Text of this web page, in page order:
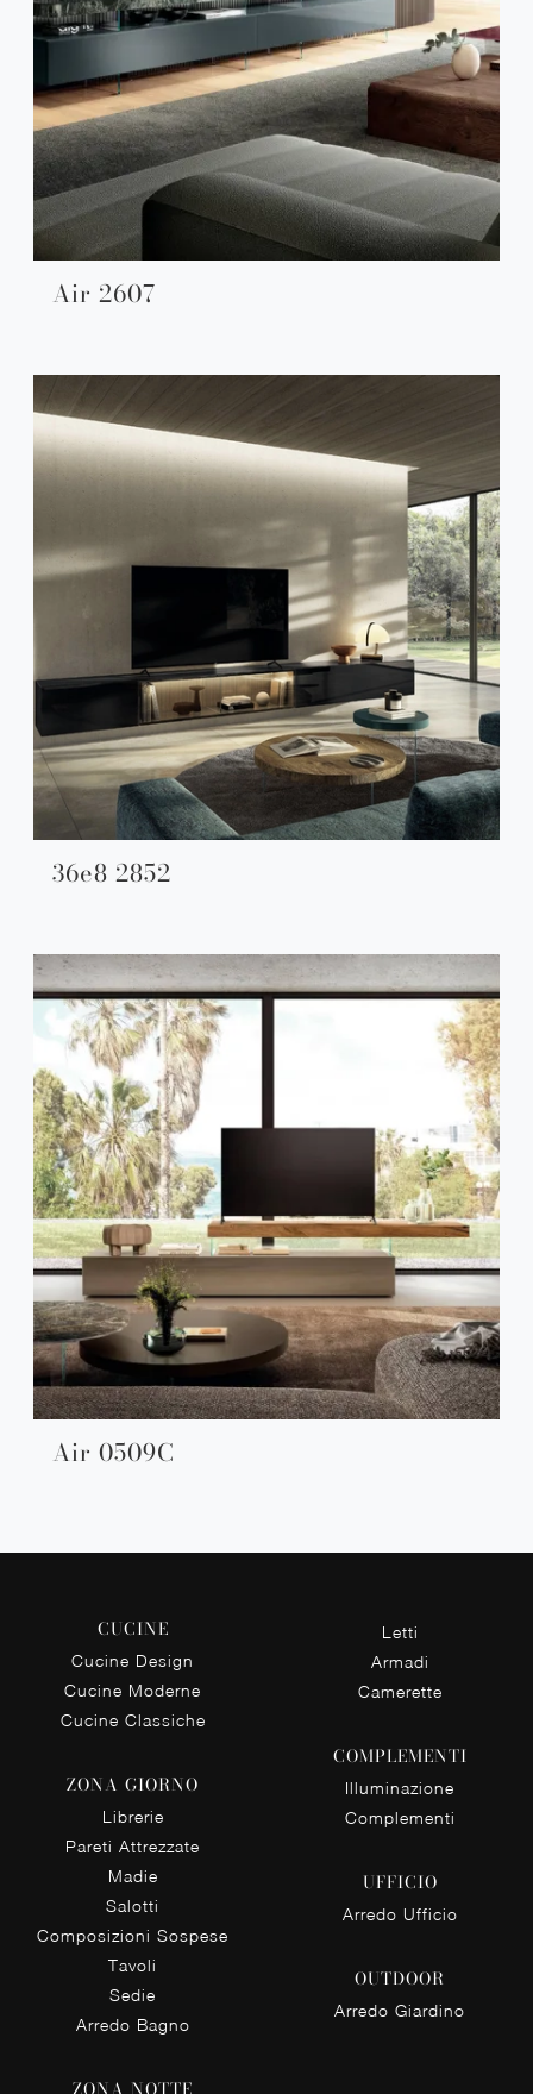
Air 2607
36e8 2852
Air 0509C
CUCINE
Cucine Design
Cucine Moderne
Cucine Classiche
ZONA GIORNO
Librerie
Pareti Attrezzate
Madie
Salotti
Composizioni Sospese
Tavoli
Sedie
Arredo Bagno
Letti
Armadi
Camerette
COMPLEMENTI
Illuminazione
Complementi
UFFICIO
Arredo Ufficio
OUTDOOR
Arredo Giardino